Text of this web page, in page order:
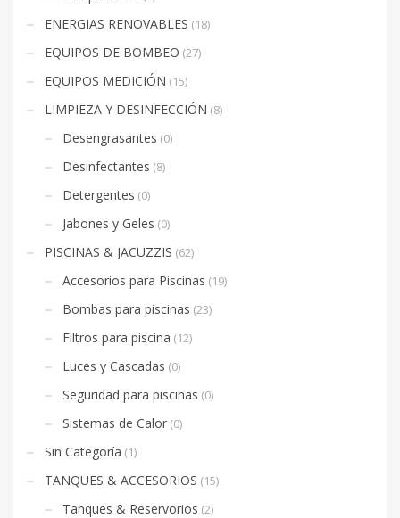
ENERGIAS RENOVABLES (18)
EQUIPOS DE BOMBEO (27)
EQUIPOS MEDICIÓN (15)
LIMPIEZA Y DESINFECCIÓN (8)
Desengrasantes (0)
Desinfectantes (8)
Detergentes (0)
Jabones y Geles (0)
PISCINAS & JACUZZIS (62)
Accesorios para Piscinas (19)
Bombas para piscinas (23)
Filtros para piscina (12)
Luces y Cascadas (0)
Seguridad para piscinas (0)
Sistemas de Calor (0)
Sin Categoría (1)
TANQUES & ACCESORIOS (15)
Tanques & Reservorios (2)